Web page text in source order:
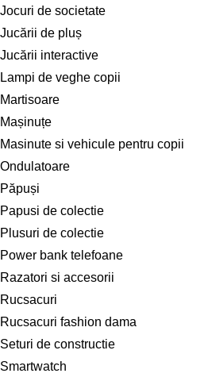
Jocuri de societate
Jucării de pluș
Jucării interactive
Lampi de veghe copii
Martisoare
Mașinuțe
Masinute si vehicule pentru copii
Ondulatoare
Păpuși
Papusi de colectie
Plusuri de colectie
Power bank telefoane
Razatori si accesorii
Rucsacuri
Rucsacuri fashion dama
Seturi de constructie
Smartwatch